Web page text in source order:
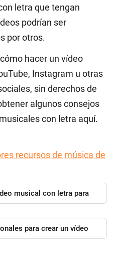
letra que tengan
podrían ser
por otros.
hacer un vídeo
Instagram u otras
sin derechos de
algunos consejos
con letra aquí.
recursos de música de
musical con letra para
para crear un vídeo